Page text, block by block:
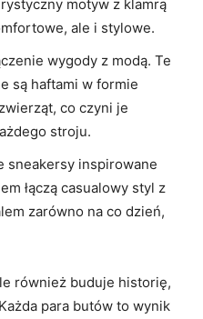
motyw z klamrą
ale i stylowe.
​wygody z‍ modą.​ Te
są haftami w formie
co czyni je
stroju.
sneakersy ‌inspirowane
łączą casualowy styl z
zarówno na co dzień,
również buduje ‌historię,
para butów‌ to wynik